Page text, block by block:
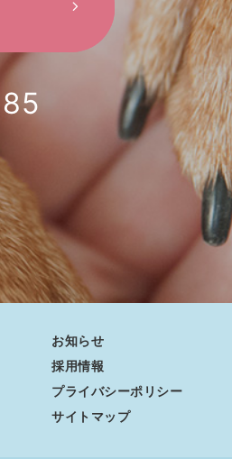
お知らせ
採用情報
プライバシーポリシー
サイトマップ